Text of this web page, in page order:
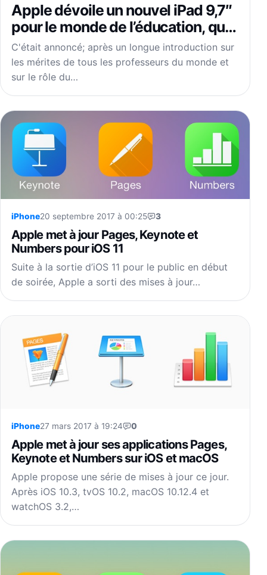
Apple dévoile un nouvel iPad 9,7″
pour le monde de l’éducation, qui
supporte l’Apple Pencil
C'était annoncé; après un longue introduction sur
les mérites de tous les professeurs du monde et
sur le rôle du…
iPhone20 septembre 2017 à 00:25 3
Apple met à jour Pages, Keynote et
Numbers pour iOS 11
Suite à la sortie d’iOS 11 pour le public en début
de soirée, Apple a sorti des mises à jour…
iPhone27 mars 2017 à 19:24 0
Apple met à jour ses applications Pages,
Keynote et Numbers sur iOS et macOS
Apple propose une série de mises à jour ce jour.
Après iOS 10.3, tvOS 10.2, macOS 10.12.4 et
watchOS 3.2,…